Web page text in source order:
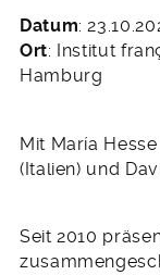
11.
Oktober
2025
Datum:
Ort: Institut
Hamburg
Mit María
(Italien) und
Seit 2010